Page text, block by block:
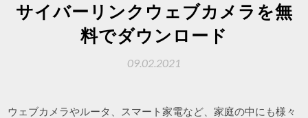
サイバーリンクウェブカメラを無
料でダウンロード
09.02.2021
ウェブカメラやルータ、スマート家電など、家庭の中にも様々